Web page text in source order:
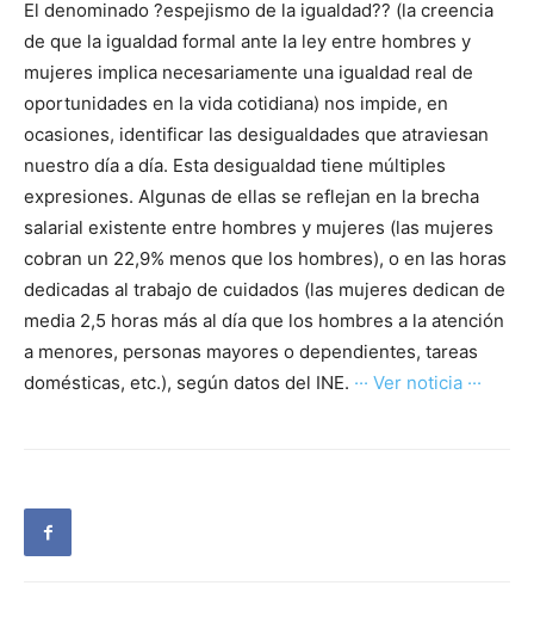
El denominado ?espejismo de la igualdad?? (la creencia
de que la igualdad formal ante la ley entre hombres y
mujeres implica necesariamente una igualdad real de
oportunidades en la vida cotidiana) nos impide, en
ocasiones, identificar las desigualdades que atraviesan
nuestro día a día. Esta desigualdad tiene múltiples
expresiones. Algunas de ellas se reflejan en la brecha
salarial existente entre hombres y mujeres (las mujeres
cobran un 22,9% menos que los hombres), o en las horas
dedicadas al trabajo de cuidados (las mujeres dedican de
media 2,5 horas más al día que los hombres a la atención
a menores, personas mayores o dependientes, tareas
domésticas, etc.), según datos del INE. ··· Ver noticia ···